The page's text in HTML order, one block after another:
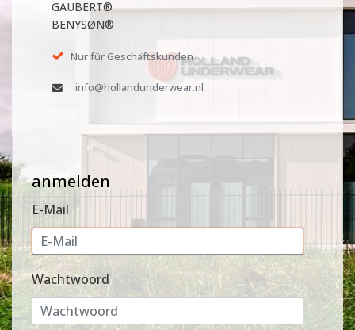
GAUBERT®
BENYSØN®
Nur für Geschäftskunden
info@hollandunderwear.nl
anmelden
E-Mail
Wachtwoord